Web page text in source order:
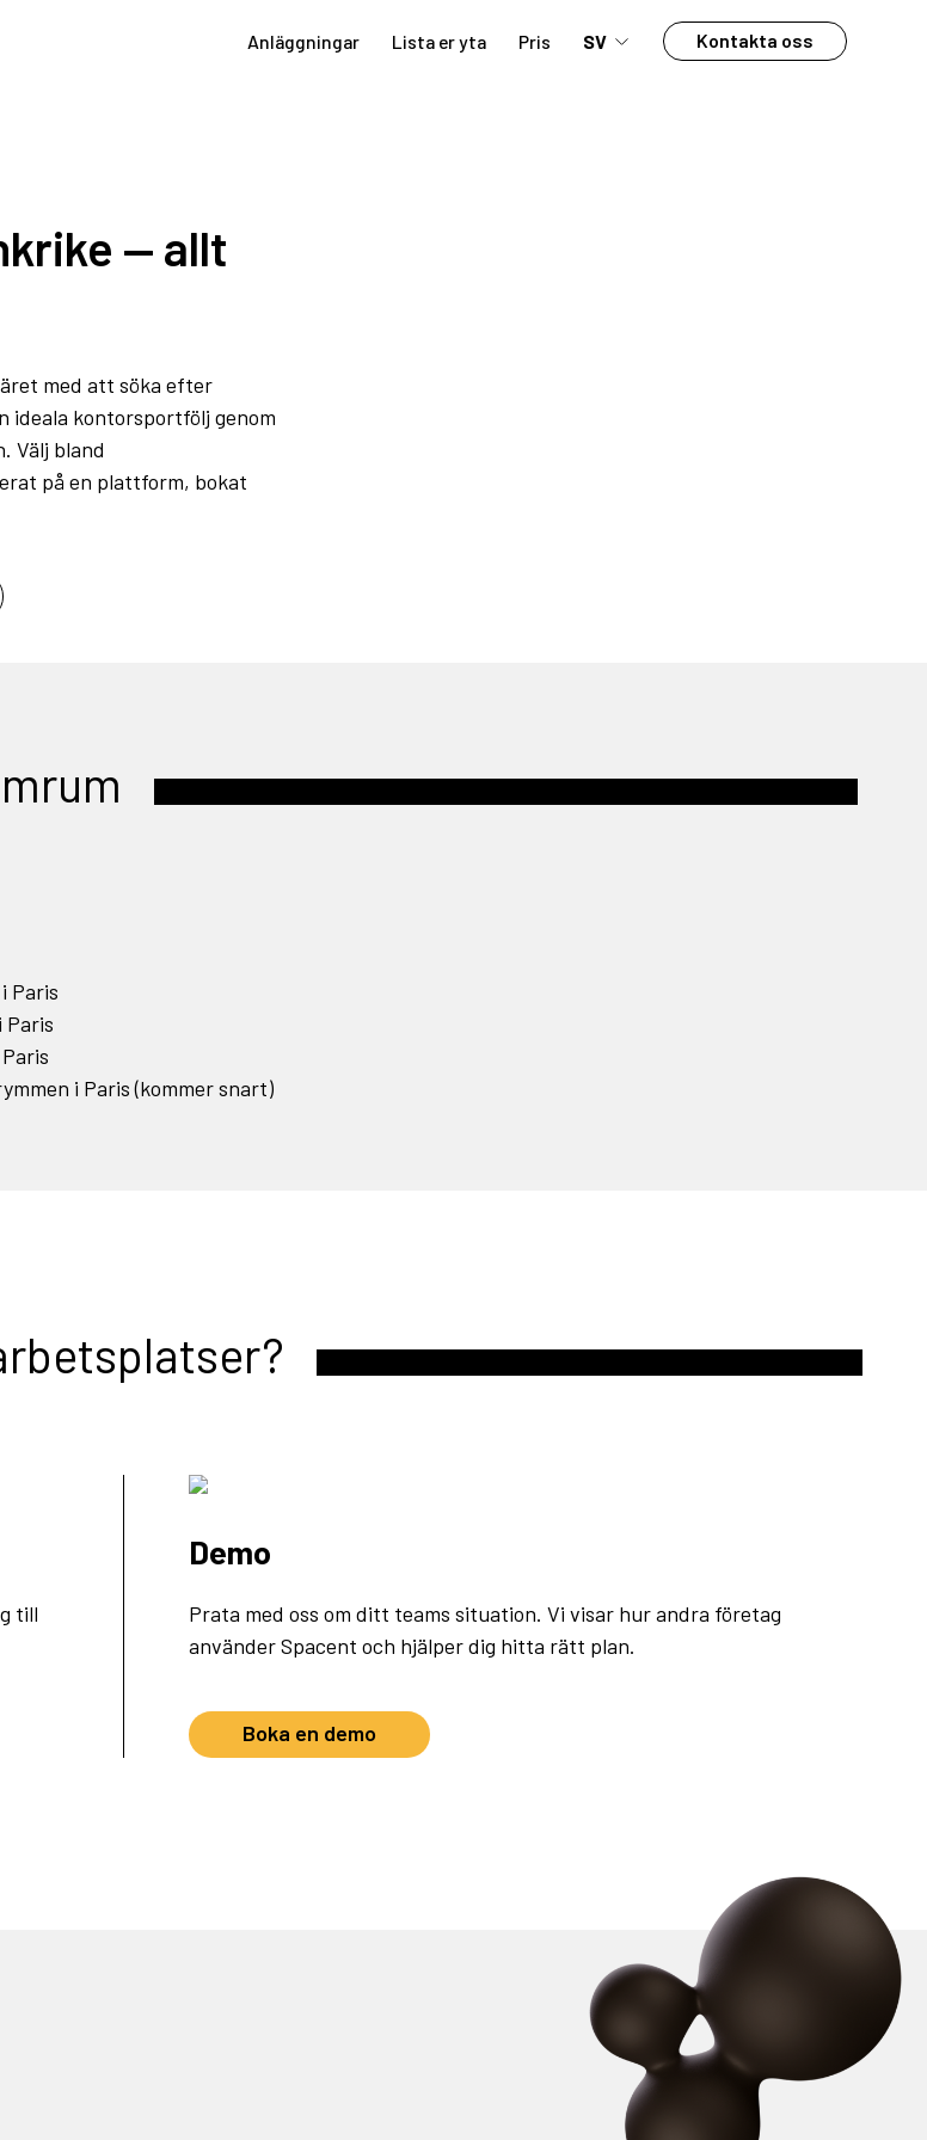
Anläggningar Lista er yta Pris SV Kontakta oss
— allt
med att söka efter
ideala kontorsportfölj genom
Välj bland
på en plattform, bokat
Paris
Paris
i Paris (kommer snart)
till
Demo
Prata med oss om ditt teams situation. Vi visar hur andra företag
använder Spacent och hjälper dig hitta rätt plan.
Boka en demo